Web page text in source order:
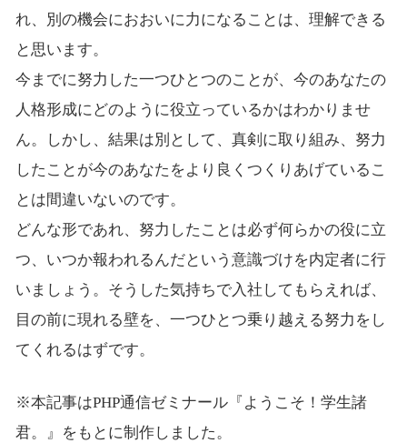
れ、別の機会におおいに力になることは、理解できる
と思います。
今までに努力した一つひとつのことが、今のあなたの
人格形成にどのように役立っているかはわかりませ
ん。しかし、結果は別として、真剣に取り組み、努力
したことが今のあなたをより良くつくりあげているこ
とは間違いないのです。
どんな形であれ、努力したことは必ず何らかの役に立
つ、いつか報われるんだという意識づけを内定者に行
いましょう。そうした気持ちで入社してもらえれば、
目の前に現れる壁を、一つひとつ乗り越える努力をし
てくれるはずです。
※本記事はPHP通信ゼミナール『ようこそ！学生諸
君。』をもとに制作しました。